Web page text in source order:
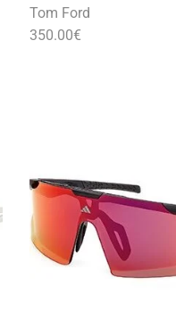
Tom Ford
350.00€